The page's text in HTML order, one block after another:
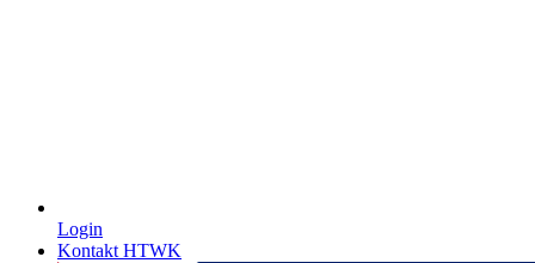
Login
Kontakt HTWK